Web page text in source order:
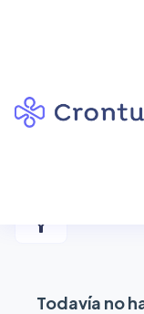
filter_alt
Todavía no